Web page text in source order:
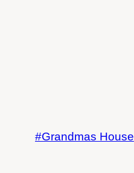
Grandmas House